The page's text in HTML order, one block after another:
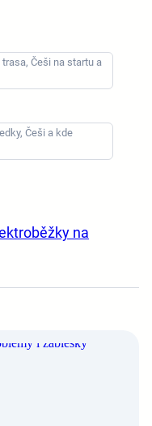
Češi na startu a
Češi a kde
na